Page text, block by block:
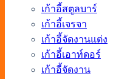
เก้าอี้สตูลบาร์
เก้าอี้เจรจา
เก้าอี้จัดงานแต่ง
เก้าอี้เอาท์ดอร์
เก้าอี้จัดงาน